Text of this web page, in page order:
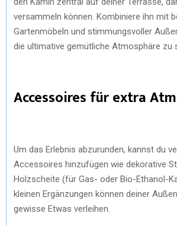
versammeln können. Kombiniere ihn mit
Gartenmöbeln und stimmungsvoller
die ultimative gemütliche Atmosphäre zu
Accessoires für extra
Um das Erlebnis abzurunden, kannst du
Accessoires hinzufügen wie dekorative
Holzscheite (für Gas- oder Bio-Ethanol-
kleinen Ergänzungen können deiner
gewisse Etwas verleihen.